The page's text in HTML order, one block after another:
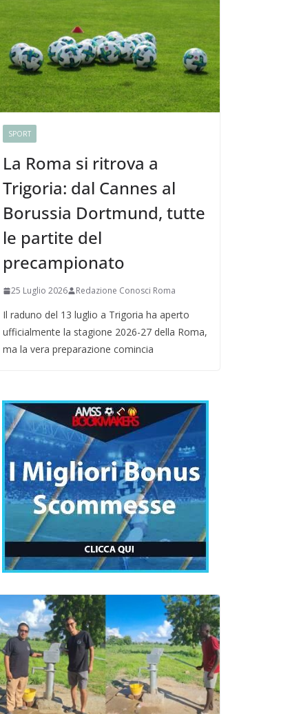
SPORT
La Roma si ritrova a
Trigoria: dal Cannes al
Borussia Dortmund, tutte
le partite del
precampionato
25 Luglio 2026 Redazione Conosci Roma
Il raduno del 13 luglio a Trigoria ha aperto
ufficialmente la stagione 2026-27 della Roma,
ma la vera preparazione comincia